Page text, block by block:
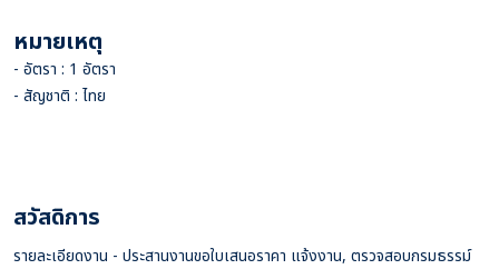
หมายเหตุ
- อัตรา : 1 อัตรา
- สัญชาติ : ไทย
สวัสดิการ
รายละเอียดงาน - ประสานงานขอใบเสนอราคา แจ้งงาน, ตรวจสอบกรมธรรม์